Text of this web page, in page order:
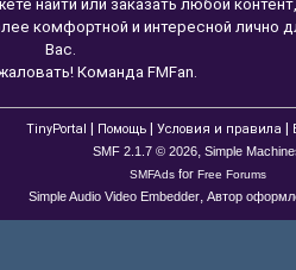
найти или заказать любой контент,
комфортной и интересной лично
Вас.
Команда FMFan.
TinyPortal Помощь Условия и правила
SMF 2.1.7 © 2026, Simple
SMFAdsfor Free Forums
Simple Audio Video Embedder, Автор